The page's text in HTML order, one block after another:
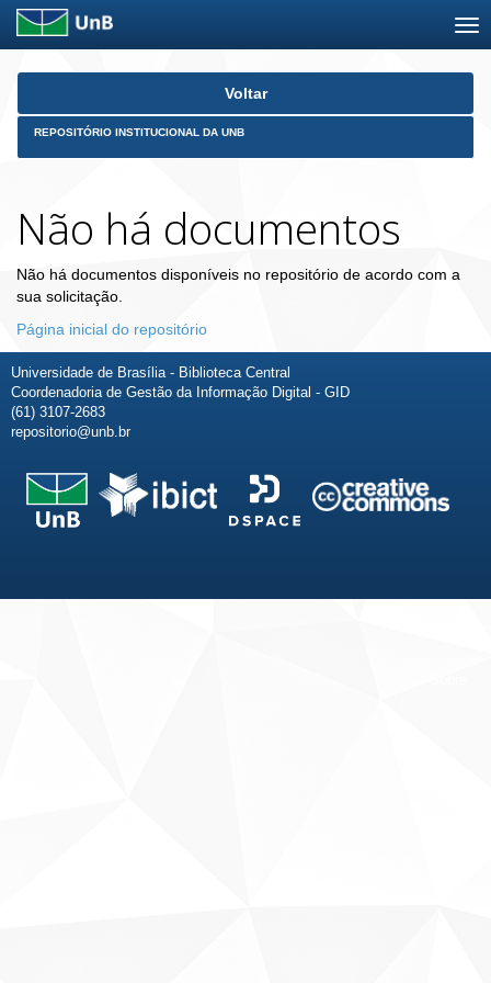
Skip
Voltar
REPOSITÓRIO INSTITUCIONAL DA UNB
Não há documentos
Não há documentos disponíveis no repositório de acordo com a
sua solicitação.
Página inicial do repositório
Universidade de Brasília - Biblioteca Central
Coordenadoria de Gestão da Informação Digital - GID
(61) 3107-2683
repositorio@unb.br